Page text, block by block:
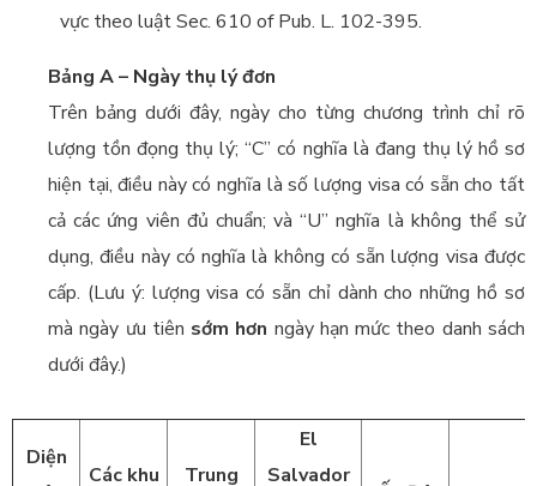
vực theo luật Sec. 610 of Pub. L. 102-395.
Bảng A – Ngày thụ lý đơn
Trên bảng dưới đây, ngày cho từng chương trình chỉ rõ
lượng tồn đọng thụ lý; “C” có nghĩa là đang thụ lý hồ sơ
hiện tại, điều này có nghĩa là số lượng visa có sẵn cho tất
cả các ứng viên đủ chuẩn; và “U” nghĩa là không thể sử
dụng, điều này có nghĩa là không có sẵn lượng visa được
cấp. (Lưu ý: lượng visa có sẵn chỉ dành cho những hồ sơ
mà ngày ưu tiên sớm hơn ngày hạn mức theo danh sách
dưới đây.)
Diện
Các khu Trung
El
Salvador